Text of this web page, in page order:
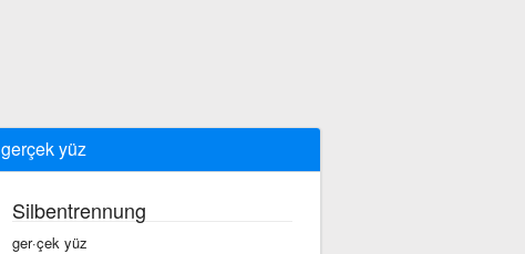
gerçek yüz
Silbentrennung
ger·çek yüz